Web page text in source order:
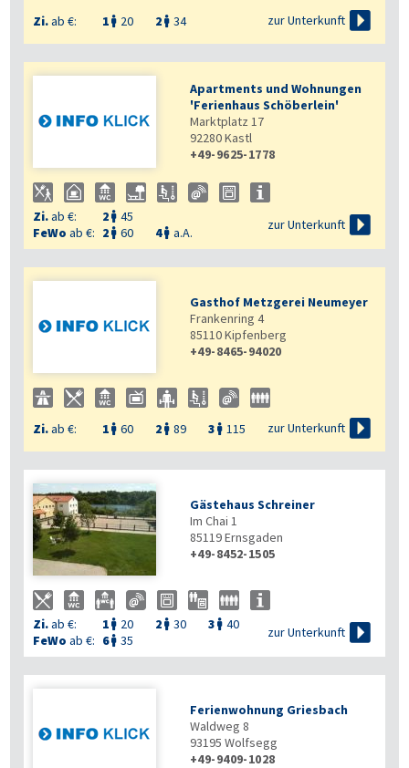
Zi.ab €: 1  20 2  34 zur Unterkunft 
Apartments und Wohnungen
'Ferienhaus Schöberlein'
Marktplatz 17
92280Kastl
+49-9625-1778
Zi.ab €: 2  45
FeWo ab €: 2  60 4 a.A.
zur Unterkunft 
Gasthof Metzgerei Neumeyer
Frankenring 4
85110Kipfenberg
+49-8465-94020
Zi.ab €: 1  60 2  89 3  115 zur Unterkunft 
Gästehaus Schreiner
Im Chai 1
85119Ernsgaden
+49-8452-1505
Zi.ab €: 1  20 2  30 3  40
FeWo ab €: 6 35
zur Unterkunft 
Ferienwohnung Griesbach
Waldweg 8
93195 Wolfsegg
+49-9409-1028